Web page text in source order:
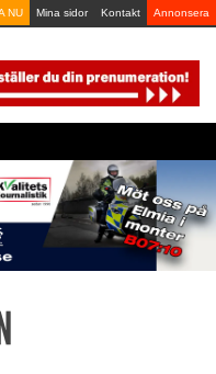
NU Mina sidor Kontakt Annonsera